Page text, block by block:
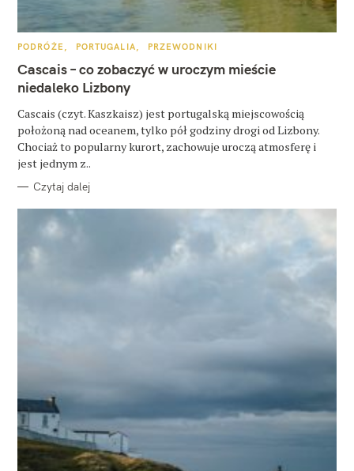
K
T
E
G
O
I
PODRÓŻE PORTUGALIA PRZEWODNIKI
Cascais – co zobaczyć w uroczym mieście
niedaleko Lizbony
Cascais (czyt. Kaszkaisz) jest portugalską miejscowością
położoną nad oceanem, tylko pół godziny drogi od Lizbony.
Chociaż to popularny kurort, zachowuje uroczą atmosferę i
jest jednym z..
Czytaj dalej
k
j